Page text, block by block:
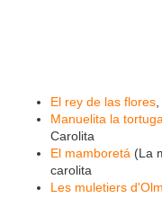
El rey de las flores
Manuelita la tortuga
Carolita
El mamboretá (La
carolita
Les muletiers